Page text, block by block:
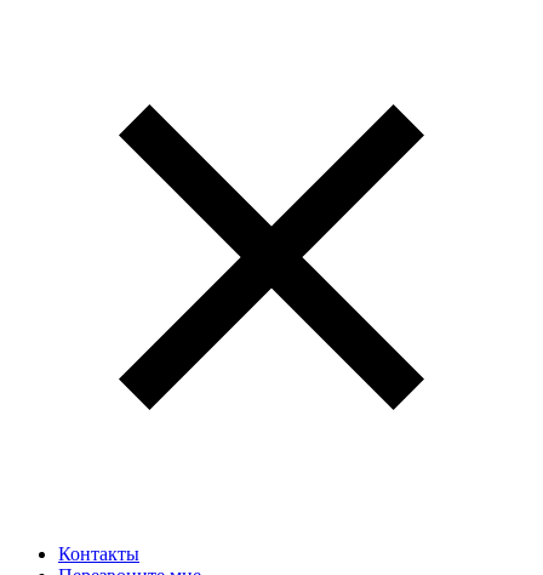
Контакты